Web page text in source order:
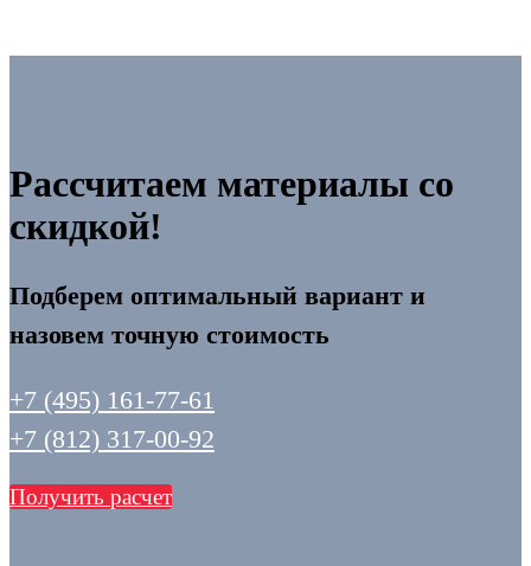
Рассчитаем материалы со
скидкой!
Подберем оптимальный вариант и
назовем точную стоимость
+7 (495) 161-77-61
+7 (812) 317-00-92
Получить расчет